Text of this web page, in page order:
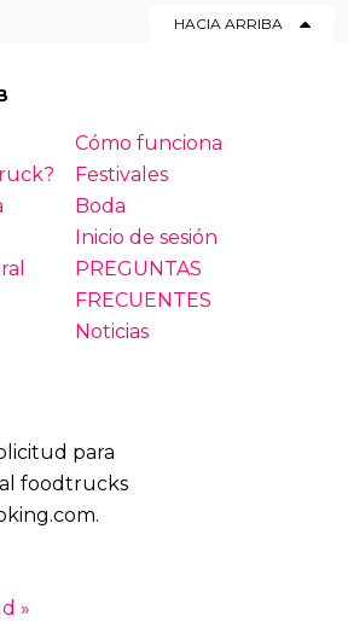
HACIA ARRIBA
Cómo funciona
Festivales
Boda
Inicio de sesión
PREGUNTAS
FRECUENTES
Noticias
para
foodtrucks
»